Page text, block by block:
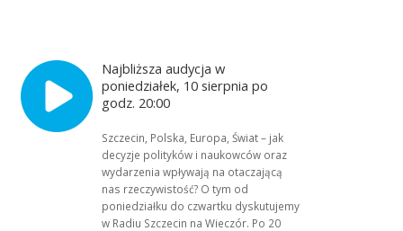
Najbliższa audycja w
poniedziałek, 10 sierpnia po
godz. 20:00
Szczecin, Polska, Europa, Świat – jak
decyzje polityków i naukowców oraz
wydarzenia wpływają na otaczającą
nas rzeczywistość? O tym od
poniedziałku do czwartku dyskutujemy
w Radiu Szczecin na Wieczór. Po 20